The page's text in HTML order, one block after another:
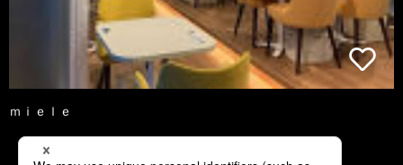
ｍｉｅｌｅ